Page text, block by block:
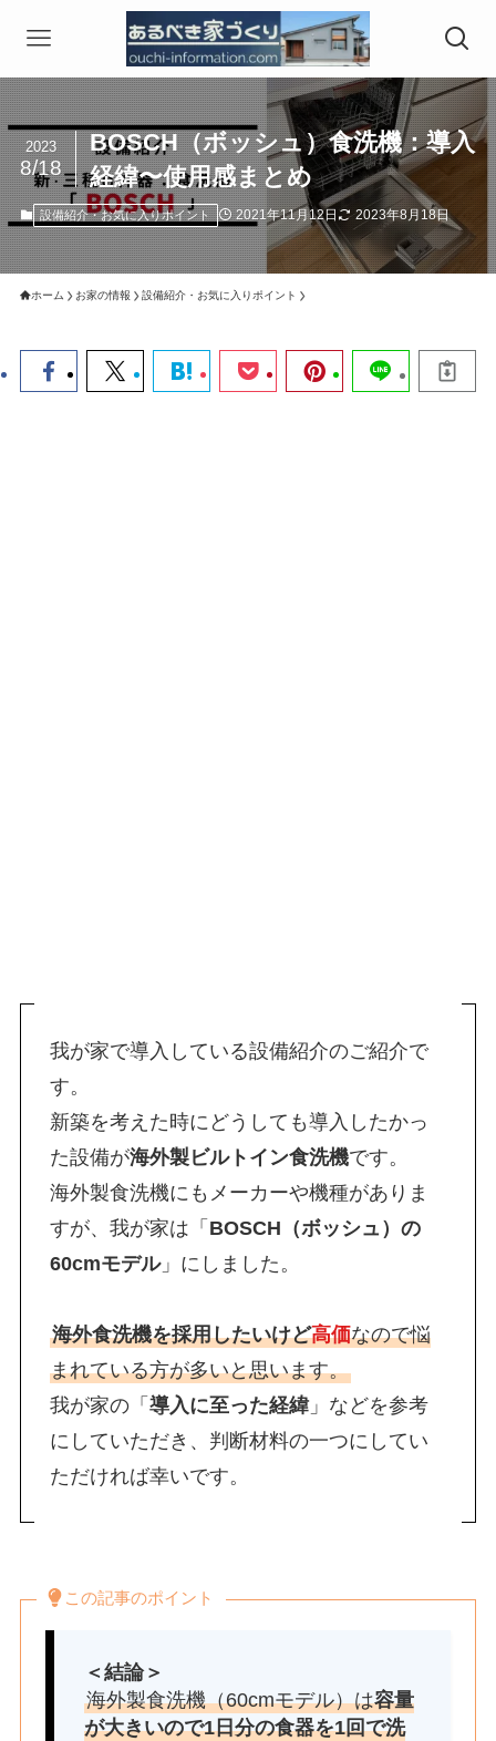
BOSCH（ボッシュ）食洗機：導入
経緯〜使用感まとめ
2023
8/18
設備紹介・お気に入りポイント 2021年11月12日 2023年8月18日
ホーム お家の情報 設備紹介・お気に入りポイント
我が家で導入している設備紹介のご紹介で
す。
新築を考えた時にどうしても導入したかっ
た設備が海外製ビルトイン食洗機です。
海外製食洗機にもメーカーや機種がありま
すが、我が家は「 BOSCH（ボッシュ）の
60cmモデル」にしました。
海外食洗機を採用したいけど高価なので悩
まれている方が多いと思います。
我が家の「 導入に至った経緯」などを参考
にしていただき、判断材料の一つにしてい
ただければ幸いです。
この記事のポイント
＜結論＞
海外製食洗機（60cmモデル）は容量
が大きいので1日分の食器を1回で洗